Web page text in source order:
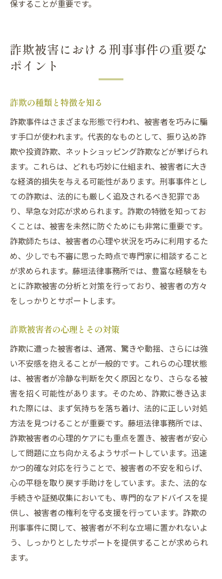
保することが重要です。
詐欺被害における刑事事件の重要な
ポイント
詐欺の種類と特徴を知る
詐欺事件はさまざまな形態で行われ、被害者を巧みに騙
す手口が使われます。代表的なものとして、振り込め詐
欺や投資詐欺、ネットショッピング詐欺などが挙げられ
ます。これらは、どれも巧妙に仕組まれ、被害者に大き
な経済的損失を与える可能性があります。刑事事件とし
ての詐欺は、法的にも厳しく追及されるべき犯罪であ
り、早急な対応が求められます。詐欺の特徴を知ってお
くことは、被害を未然に防ぐためにも非常に重要です。
詐欺師たちは、被害者の心理や状況を巧みに利用するた
め、少しでも不審に思った時点で専門家に相談すること
が求められます。藤垣法律事務所では、豊富な経験をも
とに詐欺被害の分析と対策を行っており、被害者の方々
をしっかりとサポートします。
詐欺被害者の心理とその対策
詐欺に遭った被害者は、通常、驚きや動揺、さらには強
い不安感を抱えることが一般的です。これらの心理状態
は、被害者が冷静な判断を欠く原因となり、さらなる被
害を招く可能性があります。そのため、詐欺に巻き込ま
れた際には、まず気持ちを落ち着け、法的に正しい対処
方法を見つけることが重要です。藤垣法律事務所では、
詐欺被害者の心理的ケアにも重点を置き、被害者が安心
して問題に立ち向かえるようサポートしています。迅速
かつ的確な対応を行うことで、被害者の不安を和らげ、
心の平穏を取り戻す手助けをしています。また、法的な
手続きや証拠収集においても、専門的なアドバイスを提
供し、被害者の権利を守る支援を行っています。詐欺の
刑事事件に関して、被害者が不利な立場に置かれないよ
う、しっかりとしたサポートを提供することが求められ
ます。